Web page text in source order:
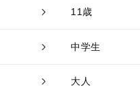
11歳
中学生
大人